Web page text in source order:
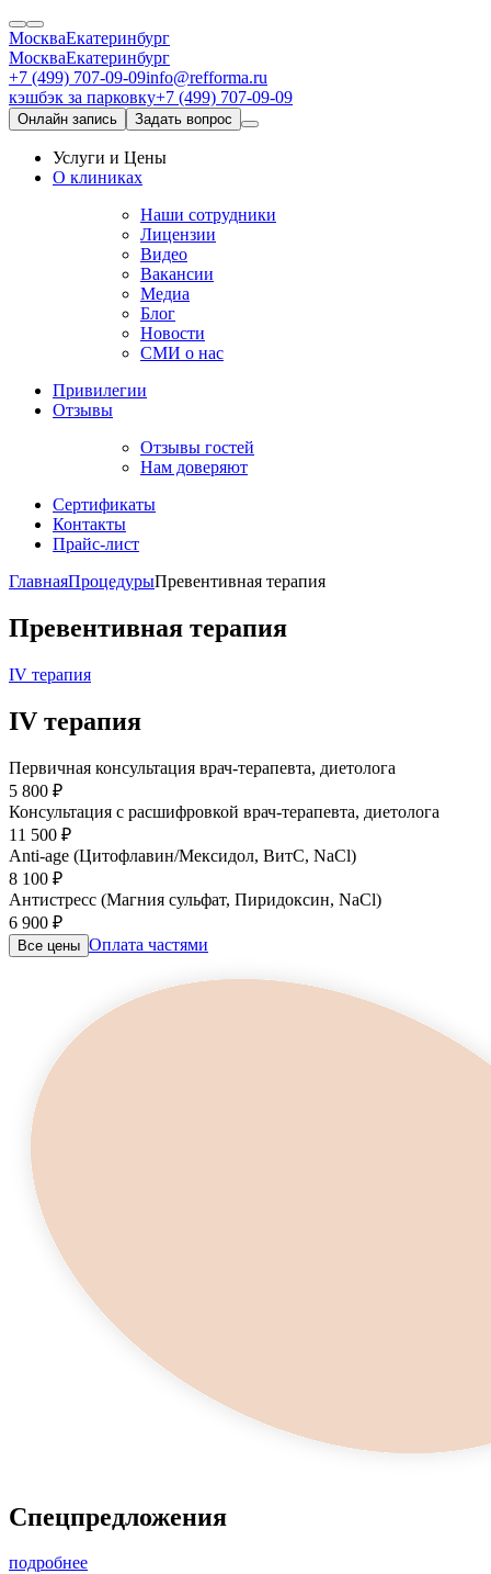
МоскваЕкатеринбург
МоскваЕкатеринбург
+7 (499) 707-09-09info@refforma.ru
кэшбэк за парковку+7 (499) 707-09-09
Онлайн запись Задать вопрос
Услуги и Цены
О клиниках
Наши сотрудники
Лицензии
Видео
Вакансии
Медиа
Блог
Новости
СМИ о нас
Привилегии
Отзывы
Отзывы гостей
Нам доверяют
Сертификаты
Контакты
Прайс-лист
ГлавнаяПроцедурыПревентивная терапия
Превентивная терапия
IV терапия
IV терапия
Первичная консультация врач-терапевта, диетолога
5 800 ₽
Консультация с расшифровкой врач-терапевта, диетолога
11 500 ₽
Anti-age (Цитофлавин/Мексидол, ВитС, NaCl)
8 100 ₽
Антистресс (Магния сульфат, Пиридоксин, NaCl)
6 900 ₽
Все цены Оплата частями
Cпецпредложения
подробнее